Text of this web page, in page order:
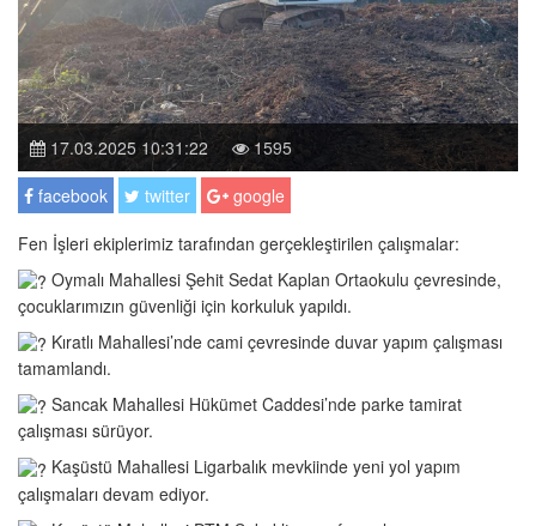
17.03.2025 10:31:22
1595
facebook
twitter
google
Fen İşleri ekiplerimiz tarafından gerçekleştirilen çalışmalar:
Oymalı Mahallesi Şehit Sedat Kaplan Ortaokulu çevresinde,
çocuklarımızın güvenliği için korkuluk yapıldı.
Kıratlı Mahallesi’nde cami çevresinde duvar yapım çalışması
tamamlandı.
Sancak Mahallesi Hükümet Caddesi’nde parke tamirat
çalışması sürüyor.
Kaşüstü Mahallesi Ligarbalık mevkiinde yeni yol yapım
çalışmaları devam ediyor.